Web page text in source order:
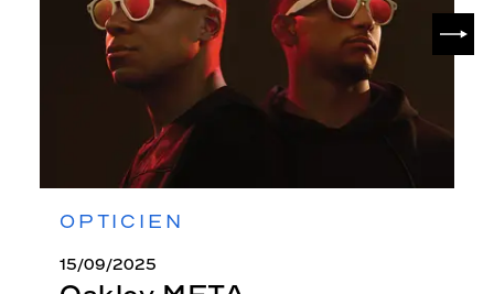
OPTICIEN
15/09/2025